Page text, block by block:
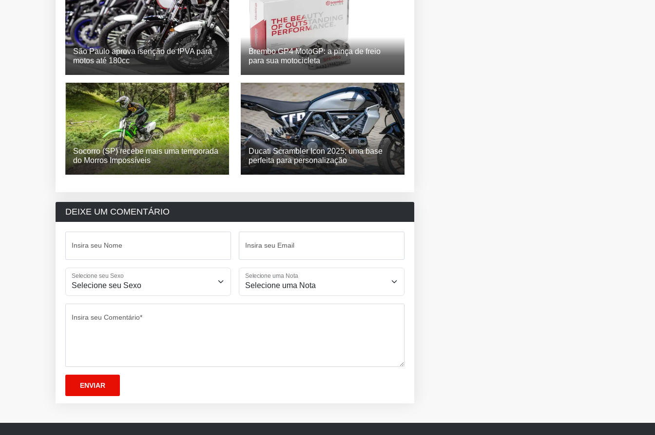
São Paulo aprova isenção de IPVA para
motos até 180cc
Brembo GP4 MotoGP: a pinça de freio
para sua motocicleta
Socorro (SP) recebe mais uma temporada
do Morros Impossíveis
Ducati Scrambler Icon 2025: uma base
perfeita para personalização
DEIXE UM COMENTÁRIO
Insira seu Nome Insira seu Email
Selecione seu Sexo Selecione uma Nota
Insira seu Comentário*